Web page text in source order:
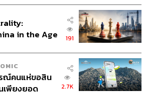
in the Age
191
รณ์คนแห่ขอสิน
เพียงยอด
2.7K